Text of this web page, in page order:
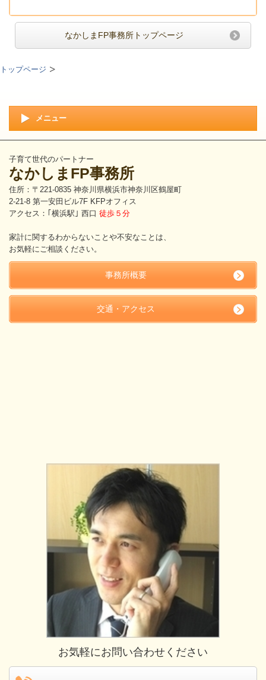
なかしまFP事務所トップページ
トップページ
メニュー
子育て世代のパートナー
なかしまFP事務所
住所：〒221-0835 神奈川県横浜市神奈川区鶴屋町
2-21-8 第一安田ビル7F KFPオフィス
アクセス：｢横浜駅｣ 西口 徒歩５分
家計に関するわからないことや不安なことは、
お気軽にご相談ください。
事務所概要
交通・アクセス
お気軽にお問い合わせください